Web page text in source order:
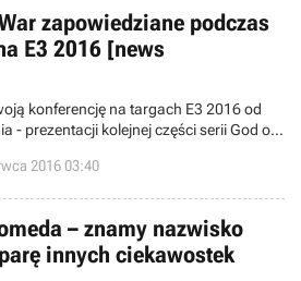
zapowiedziane podczas
E3 2016 [news
konferencję na targach E3 2016 od
- prezentacji kolejnej części serii God of
nowy świat. Tytuł zmierza
2016 03:40
– znamy nazwisko
innych ciekawostek